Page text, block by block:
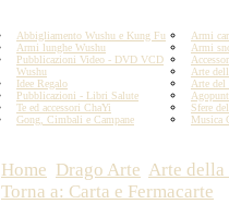
Abbigliamento Wushu e Kung Fu
Armi
Armi lunghe Wushu
Armi
Pubblicazioni Video - DVD VCD
Wushu
Arte
Idee Regalo
Arte del
Pubblicazioni - Libri Salute
Te ed accessori ChaYi
Sfere
Gong, Cimbali e Campane
Musica
Home Drago Arte Arte
Torna a: Carta e Fermacarte